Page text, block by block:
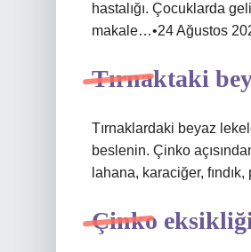
hastalığı. Çocuklarda
makale…•24 Ağustos
Tırnaktaki
Tırnaklardaki beyaz
beslenin. Çinko
lahana, karaciğer,
Çinko